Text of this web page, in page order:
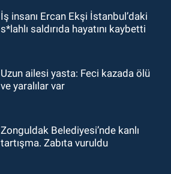
19:12TMO kabuklu fındık alım
18:52Zonguldak'ta pitbul köpek
18:44Zonguldak'ta araç yayaya
İş insanı Ercan Ekşi İstanbul’daki
s*lahlı saldırıda hayatını kaybetti
Uzun ailesi yasta: Feci kazada ölü
ve yaralılar var
Zonguldak Belediyesi’nde kanlı
tartışma. Zabıta vuruldu